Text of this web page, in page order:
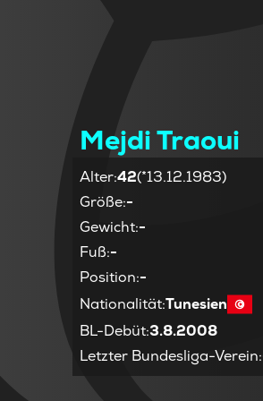
Mejdi Traoui
Alter:42(*13.12.1983)
Größe:-
Gewicht:-
Fuß:-
Position:-
Nationalität:Tunesien
BL-Debüt:3.8.2008
Letzter Bundesliga-Verein: